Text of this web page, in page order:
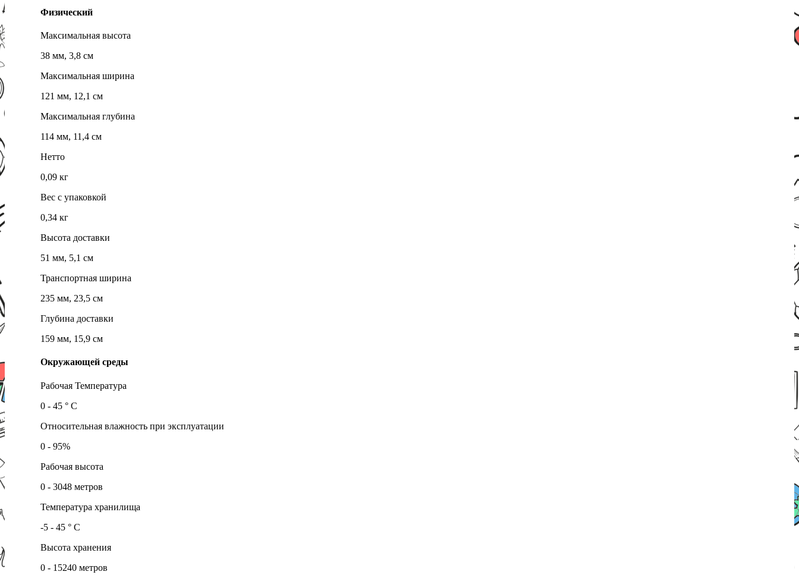
Физический
Максимальная высота
38 мм, 3,8 см
Максимальная ширина
121 мм, 12,1 см
Максимальная глубина
114 мм, 11,4 см
Нетто
0,09 кг
Вес с упаковкой
0,34 кг
Высота доставки
51 мм, 5,1 см
Транспортная ширина
235 мм, 23,5 см
Глубина доставки
159 мм, 15,9 см
Окружающей среды
Рабочая Температура
0 - 45 ° С
Относительная влажность при эксплуатации
0 - 95%
Рабочая высота
0 - 3048 метров
Температура хранилища
-5 - 45 ° С
Высота хранения
0 - 15240 метров